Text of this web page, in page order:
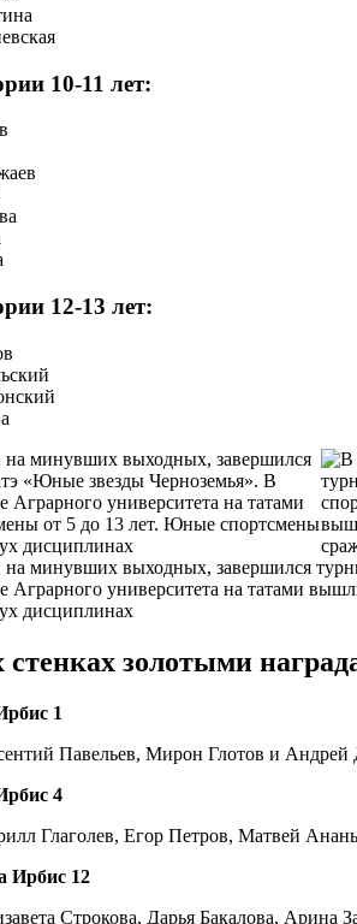
10-11 лет:
12-13 лет:
золотыми
1
Павельев, Мирон Глотов и
4
Глаголев, Егор Петров, Матвей
Ирбис 12
Строкова, Дарья Бакалова, Арина